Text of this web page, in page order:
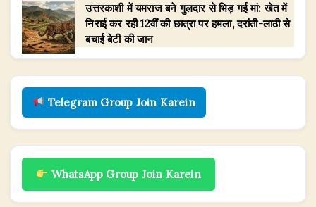
उत्तरकाशी में यमराज बने गुलदार से भिड़ गई मां: खेत में
निराई कर रही 12वीं की छात्रा पर हमला, दरांती-लाठी से
बचाई बेटी की जान
Telegram Group Join Karein
WhatsApp Group Join Karein